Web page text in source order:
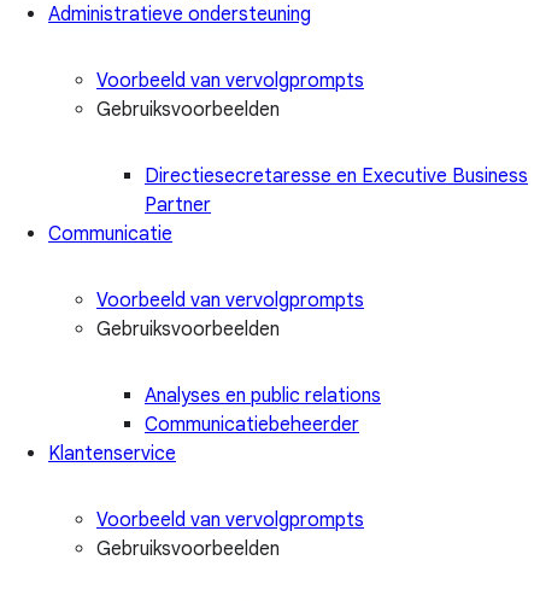
Administratieve ondersteuning
Voorbeeld van vervolgprompts
Gebruiksvoorbeelden
Directiesecretaresse en Executive Business
Partner
Communicatie
Voorbeeld van vervolgprompts
Gebruiksvoorbeelden
Analyses en public relations
Communicatiebeheerder
Klantenservice
Voorbeeld van vervolgprompts
Gebruiksvoorbeelden